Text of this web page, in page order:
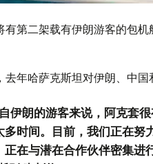
有第二架载有伊朗游客的包
去年哈萨克斯坦对伊朗、中国
伊朗的游客来说，阿克套
多时间。目前，我们正在努
正在与潜在合作伙伴密集进